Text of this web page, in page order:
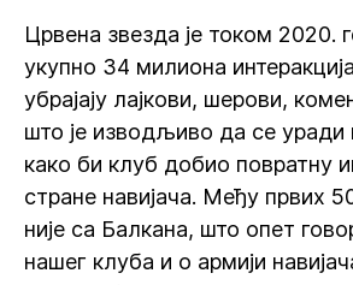
Црвена звезда је током 2020.
укупно 34 милиона
убрајају лајкови, шерови,
што је изводљиво да се уради
како би клуб добио повратну
стране навијача. Међу првих
није са Балкана, што опет
нашег клуба и о армији